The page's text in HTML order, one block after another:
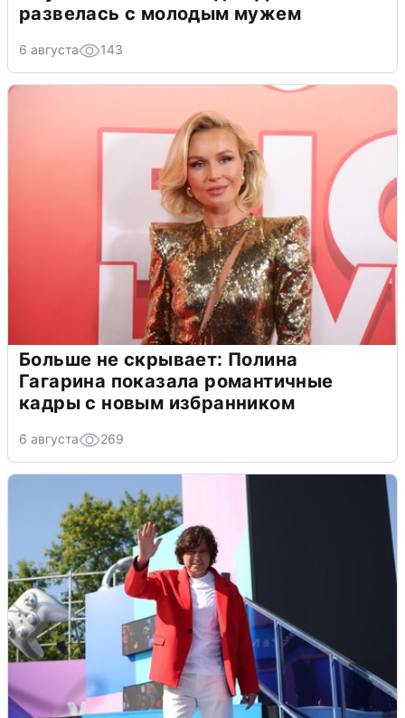
развелась с молодым мужем
6 августа 143
Больше не скрывает: Полина
Гагарина показала романтичные
кадры с новым избранником
6 августа 269